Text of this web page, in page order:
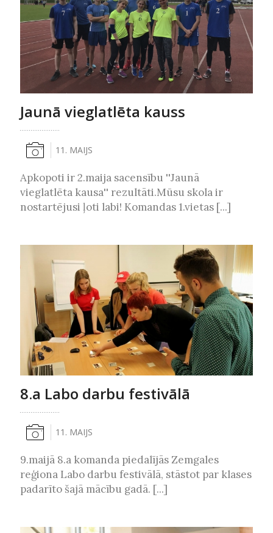
Jaunā vieglatlēta kauss
11. MAIJS
Apkopoti ir 2.maija sacensību ''Jaunā
vieglatlēta kausa'' rezultāti.Mūsu skola ir
nostartējusi ļoti labi! Komandas 1.vietas [...]
8.a Labo darbu festivālā
11. MAIJS
9.maijā 8.a komanda piedalījās Zemgales
reģiona Labo darbu festivālā, stāstot par klases
padarīto šajā mācību gadā. [...]